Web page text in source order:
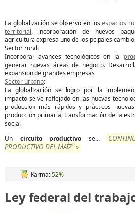
La globalización se observo en los espacios
territorial, incorporación de nuevos
agricultura expresa uno de los pcipales
Sector rural:
Incorporar avances tecnológicos en la
generar nuevas áreas de negocio.
expansión de grandes empresas
Sector urbano:
La globalización se logro por la
impacto se ve reflejado en las nuevas
producción más rápidos y prácticos
producción primaria, transformación de la
social
Un circuito productivo se...
PRODUCTIVO DEL MAÍZ" »
Karma:52%
Ley federal del